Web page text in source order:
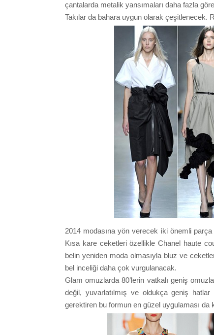
çantalarda metalik yansımaları daha fazla
Takılar da bahara uygun olarak çeşitlenecek.
2014 modasına yön verecek iki önemli
Kısa kare ceketleri özellikle Chanel haute
belin yeniden moda olmasıyla bluz ve
bel inceliği daha çok vurgulanacak.
Glam omuzlarda 80’lerin vatkalı geniş
değil, yuvarlatılmış ve oldukça geniş hatlar
gerektiren bu formun en güzel uygulaması da